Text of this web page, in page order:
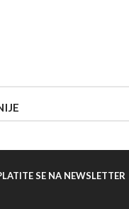
SE NA NEWSLETTER